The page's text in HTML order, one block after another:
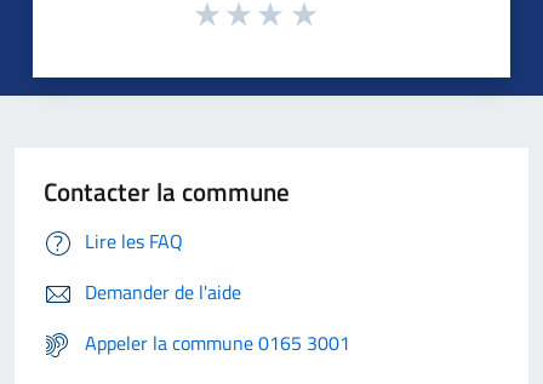
Contacter la commune
Lire les FAQ
Demander de l'aide
Appeler la commune 0165 3001